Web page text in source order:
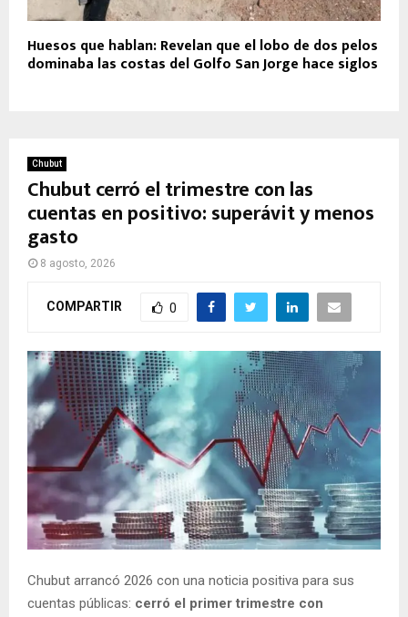
Huesos que hablan: Revelan que el lobo de dos pelos
dominaba las costas del Golfo San Jorge hace siglos
Chubut
Chubut cerró el trimestre con las
cuentas en positivo: superávit y menos
gasto
8 agosto, 2026
COMPARTIR 0
Chubut arrancó 2026 con una noticia positiva para sus
cuentas públicas: cerró el primer trimestre con